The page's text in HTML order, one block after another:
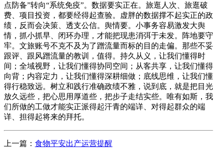
点防备”转向“系统免疫”。数据要实正在。旅逛人次、旅逛破
费、项目投资，都要经得起查验。虚胖的数据撑不起实正的政
绩，反而会决策、透支公信。舆情要。小事务容易激发大舆
情，抓小抓早、闭环办理，才能把现患消弭于未发。阵地要守
牢。文旅账号不克不及为了蹭流量而标的目的走偏。那些不妥
跟评、跟风蹭流量的教训，值得。持久从义，让我们懂得时
间；全域视野，让我们懂得协同空间；从客共享，让我们懂得
向背；内容定力，让我们懂得深耕细做；底线思维，让我们懂
得行稳致远。树立和践行准确政绩不雅，说到底，就是把目光
放久远些，把心思用厚道些，把步子走结实些。唯有如斯，我
们所做的工做才能实正派得起汗青的端详、对得起群众的端
详、担得起将来的拜托。
上一篇： 食物平安出产运营提醒